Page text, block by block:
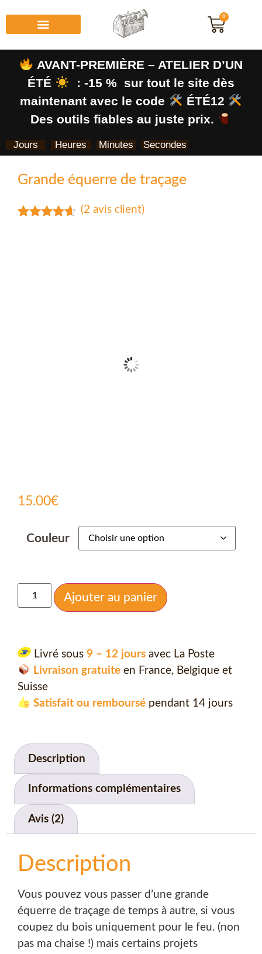
0
AVANT-PREMIÈRE – ATELIER D’UN
ÉTÉ
: -15 % sur tout le site dès
maintenant avec le code
ÉTÉ12
Des outils fiables au juste prix.
Jours Heures Minutes Secondes
Grande équerre de traçage
(2 avis client)
15.00€
Couleur
Ajouter au panier
Livré sous 9 – 12 jours avec La Poste
Livraison gratuiteen France, Belgique et
Suisse
Satisfait ou remboursépendant 14 jours
Description
Informations complémentaires
Avis (2)
Description
Vous pouvez vous passer d’une grande
équerre de traçage de temps à autre, si vous
coupez du bois uniquement pour le feu. (non
pas ma chaise !) mais certains projets